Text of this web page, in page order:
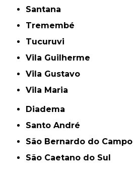
Santana
Tremembé
Tucuruvi
Vila Guilherme
Vila Gustavo
Vila Maria
Diadema
Santo André
São Bernardo do Campo
São Caetano do Sul